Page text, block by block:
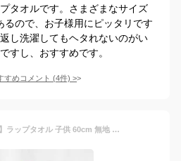
タオルです。さまざまなサイズ
ので、お子様用にピッタリです
し洗濯してもヘタれないのがい
すし、おすすめです。
すめコメント (4件) >
【21%OFF】【新商品】ラップタオル 子供 60cm 無地 綿100% 速乾 女の子 男の子 プール スイミング 海水浴（圧縮 メール便）